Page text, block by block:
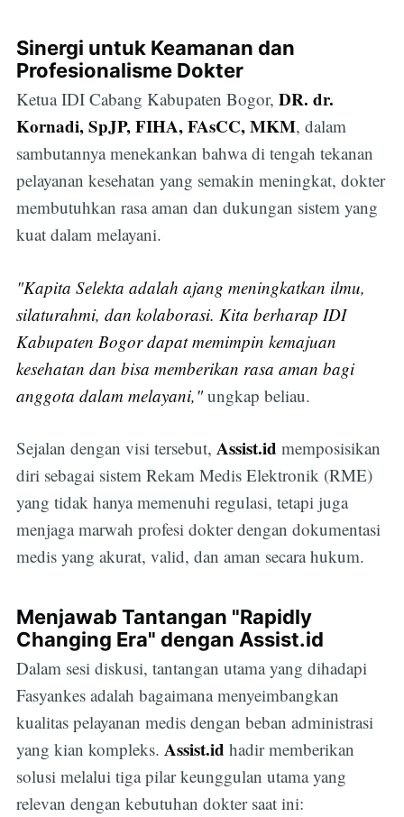
Sinergi untuk Keamanan dan
Profesionalisme Dokter
Ketua IDI Cabang Kabupaten Bogor, DR. dr.
Kornadi, SpJP, FIHA, FAsCC, MKM, dalam
sambutannya menekankan bahwa di tengah tekanan
pelayanan kesehatan yang semakin meningkat, dokter
membutuhkan rasa aman dan dukungan sistem yang
kuat dalam melayani.
"Kapita Selekta adalah ajang meningkatkan ilmu,
silaturahmi, dan kolaborasi. Kita berharap IDI
Kabupaten Bogor dapat memimpin kemajuan
kesehatan dan bisa memberikan rasa aman bagi
anggota dalam melayani,"ungkap beliau.
Sejalan dengan visi tersebut, Assist.id memposisikan
diri sebagai sistem Rekam Medis Elektronik (RME)
yang tidak hanya memenuhi regulasi, tetapi juga
menjaga marwah profesi dokter dengan dokumentasi
medis yang akurat, valid, dan aman secara hukum.
Menjawab Tantangan "Rapidly
Changing Era" dengan Assist.id
Dalam sesi diskusi, tantangan utama yang dihadapi
Fasyankes adalah bagaimana menyeimbangkan
kualitas pelayanan medis dengan beban administrasi
yang kian kompleks. Assist.id hadir memberikan
solusi melalui tiga pilar keunggulan utama yang
relevan dengan kebutuhan dokter saat ini: